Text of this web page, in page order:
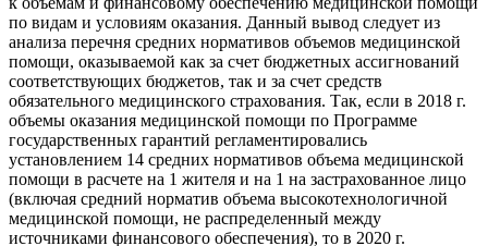
по видам и условиям оказания. Данный вывод следует из
анализа перечня средних нормативов объемов медицинской
помощи, оказываемой как за счет бюджетных ассигнований
соответствующих бюджетов, так и за счет средств
обязательного медицинского страхования. Так, если в 2018 г.
объемы оказания медицинской помощи по Программе
государственных гарантий регламентировались
установлением 14 средних нормативов объема медицинской
помощи в расчете на 1 жителя и на 1 на застрахованное лицо
(включая средний норматив объема высокотехнологичной
медицинской помощи, не распределенный между
источниками финансового обеспечения), то в 2020 г.